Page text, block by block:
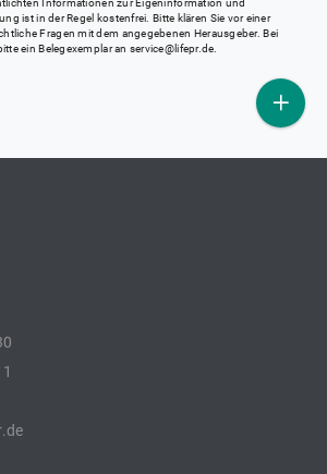
ist in der Regel kostenfrei. Bitte klären Sie vor einer
Fragen mit dem angegebenen Herausgeber. Bei
ein Belegexemplar an service@lifepr.de